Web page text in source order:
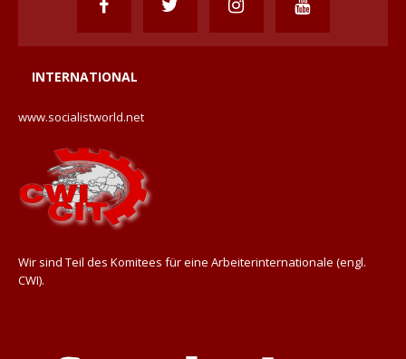
INTERNATIONAL
www.socialistworld.net
Wir sind Teil des Komitees für eine Arbeiterinternationale (engl.
CWI).